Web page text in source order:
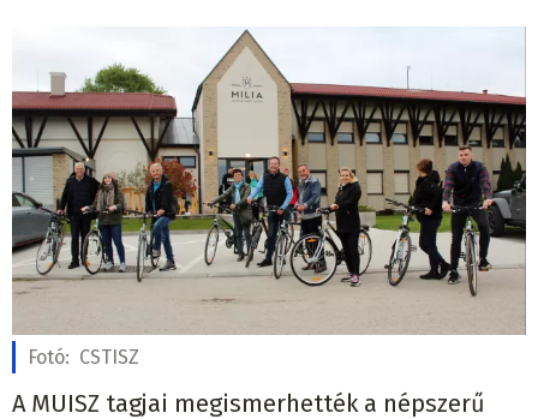
Fotó: CSTISZ
A MUISZ tagjai megismerhették a népszerű